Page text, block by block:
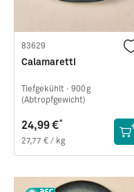
83629
Calamaretti
Tiefgekühlt · 900g
(Abtropfgewicht)
24,99 €*
27,77 € / kg